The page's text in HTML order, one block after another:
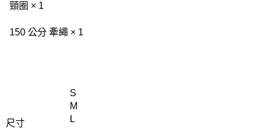
頸圈 × 1
150 公分 牽繩 × 1
尺寸
S
M
L